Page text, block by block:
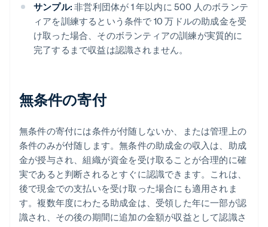
サンプル: 非営利団体が 1 年以内に 500 人のボランテ
ィアを訓練するという条件で 10 万ドルの助成金を受
け取った場合、そのボランティアの訓練が実質的に
完了するまで収益は認識されません。
無条件の寄付
無条件の寄付には条件が付随しないか、または管理上の
条件のみが付随します。無条件の助成金の収入は、助成
金が授与され、組織が資金を受け取ることが合理的に確
実であると判断されるとすぐに認識できます。これは、
後で現金での支払いを受け取った場合にも適用されま
す。複数年度にわたる助成金は、受領した年に一部が認
識され、その後の期間に追加の金額が収益として認識さ